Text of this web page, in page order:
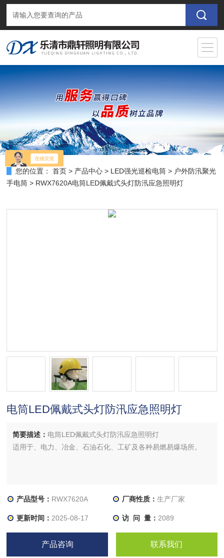
您的位置： 首页 > 产品中心 > LED强光巡检电筒 > 户外防汛聚光
手电筒 > RWX7620A电筒LED佩戴式头灯防汛应急照明灯
电筒LED佩戴式头灯防汛应急照明灯
简要描述： 电筒LED佩戴式头灯防汛应急照明灯
适用于、电力、冶金、石油石化、工矿及各种易燃易爆场所。
产品型号： RWX7620A 厂商性质： 生产厂家
更新时间： 2025-08-17 访 问 量： 2089
产品咨询 联系我们